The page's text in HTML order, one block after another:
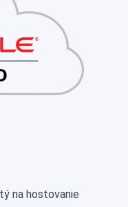
na hostovanie